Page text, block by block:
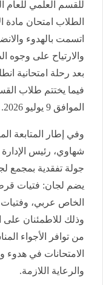
الطلاب امتحان
اتسمت بالهدوء
والارتياح على وجوه
بعد رحلة امتحانية
فيما يختتم طلاب
الموافق 9 يوليو 2026.
وفي إطار المتابعة
شهاوي، رئيس الإدارة
جولة تفقدية بمجمع
يضم لجان: فتيات
الخاص عربي، وفتيات
وذلك للاطمئنان على
من توافر الأجواء
الامتحانات في
والرعاية اللازمة.